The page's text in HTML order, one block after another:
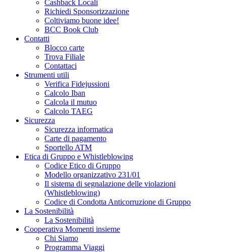
Cashback Locali
Richiedi Sponsorizzazione
Coltiviamo buone idee!
BCC Book Club
Contatti
Blocco carte
Trova Filiale
Contattaci
Strumenti utili
Verifica Fidejussioni
Calcolo Iban
Calcola il mutuo
Calcolo TAEG
Sicurezza
Sicurezza informatica
Carte di pagamento
Sportello ATM
Etica di Gruppo e Whistleblowing
Codice Etico di Gruppo
Modello organizzativo 231/01
Il sistema di segnalazione delle violazioni
(Whistleblowing)
Codice di Condotta Anticorruzione di Gruppo
La Sostenibilità
La Sostenibilità
Cooperativa Momenti insieme
Chi Siamo
Programma Viaggi